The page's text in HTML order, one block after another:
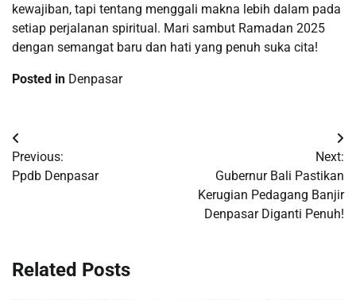
kewajiban, tapi tentang menggali makna lebih dalam pada
setiap perjalanan spiritual. Mari sambut Ramadan 2025
dengan semangat baru dan hati yang penuh suka cita!
Posted in Denpasar
Post
navigation
Previous:
Ppdb Denpasar
Next:
Gubernur Bali Pastikan
Kerugian Pedagang Banjir
Denpasar Diganti Penuh!
Related Posts